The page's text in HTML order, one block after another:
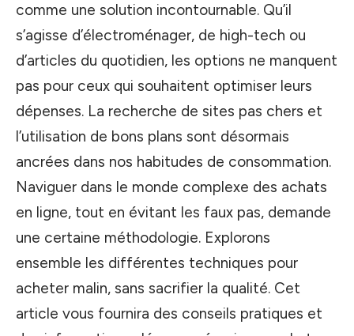
comme une solution incontournable. Qu’il
s’agisse d’électroménager, de high-tech ou
d’articles du quotidien, les options ne manquent
pas pour ceux qui souhaitent optimiser leurs
dépenses. La recherche de sites pas chers et
l’utilisation de bons plans sont désormais
ancrées dans nos habitudes de consommation.
Naviguer dans le monde complexe des achats
en ligne, tout en évitant les faux pas, demande
une certaine méthodologie. Explorons
ensemble les différentes techniques pour
acheter malin, sans sacrifier la qualité. Cet
article vous fournira des conseils pratiques et